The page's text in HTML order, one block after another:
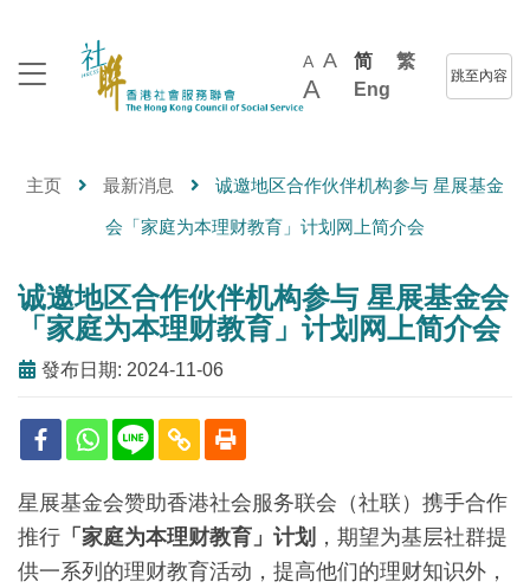
A A
A
简
繁
Eng
跳至內容
主页 最新消息 诚邀地区合作伙伴机构参与 星展基金
会「家庭为本理财教育」计划网上简介会
诚邀地区合作伙伴机构参与 星展基金会
「家庭为本理财教育」计划网上简介会
發布日期: 2024-11-06
星展基金会赞助香港社会服务联会（社联）携手合作
推行 「家庭为本理财教育」计划 ，期望为基层社群提
供一系列的理财教育活动，提高他们的理财知识外，